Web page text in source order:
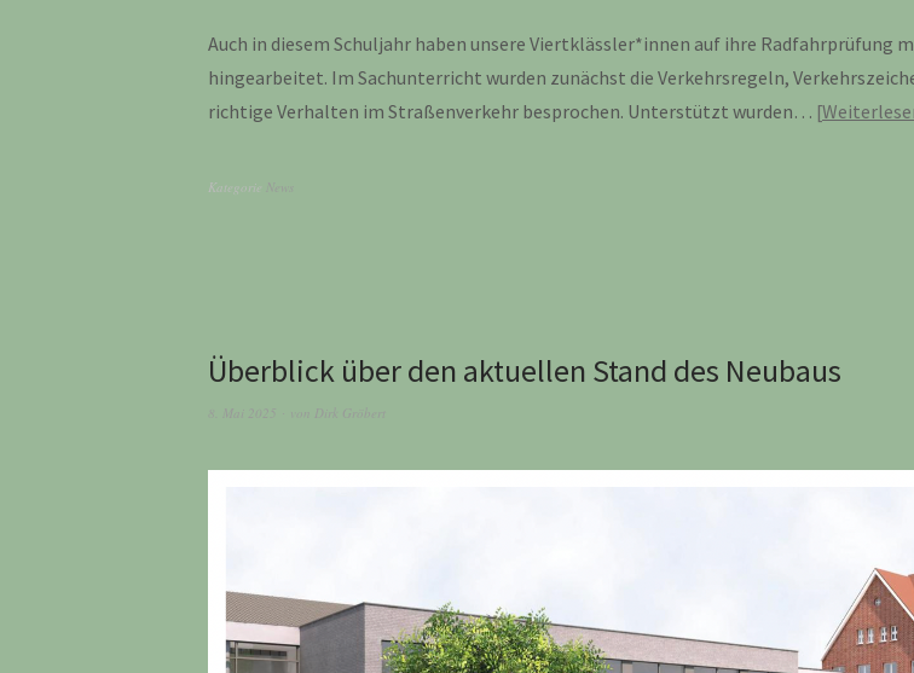
Auch in diesem Schuljahr haben unsere Viertklässler*innen auf ihre Radfahrprüfung
hingearbeitet. Im Sachunterricht wurden zunächst die Verkehrsregeln,
richtige Verhalten im Straßenverkehr besprochen. Unterstützt wurden…
Kategorie News
Überblick über den aktuellen Stand des Neubaus
8. Mai 2025 von Dirk Gröbert